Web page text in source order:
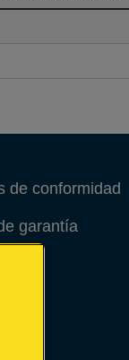
de conformidad
garantía